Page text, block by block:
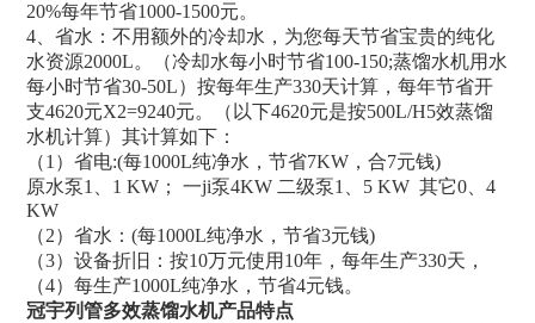
20%每年节省1000-1500元。
4、省水：不用额外的冷却水，为您每天节省宝贵的纯化
水资源2000L。（冷却水每小时节省100-150;蒸馏水机用水
每小时节省30-50L）按每年生产330天计算，每年节省开
支4620元X2=9240元。（以下4620元是按500L/H5效蒸馏
水机计算）其计算如下：
（1）省电:(每1000L纯净水，节省7KW，合7元钱)
原水泵1、1 KW ； 一ji泵4KW 二级泵1 5 KW 其它0
4
KW
（2）省水：(每1000L纯净水，节省3元钱)
（3）设备折旧：按10万元使用10年，每年生产330天，
（4）每生产1000L纯净水，节省4元钱。
冠宇列管多效蒸馏水机产品特点